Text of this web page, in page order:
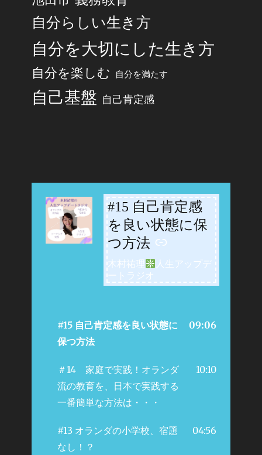
自分らしい生き方
自分を大切にした生き方
自分を楽しむ 自分を満たす
自己基盤 自己肯定感
#15 自己肯定感
を良い状態に保
つ方法
-
木村祐理
人生アップデ
ートラジオ
#15 自己肯定感を良い状態に
保つ方法
09:06
＃14 家庭で実践！オランダ
流の教育を、日本で実践する
一番簡単な方法は・・・
10:10
#13 オランダの小学校、宿題
なし！？
04:56